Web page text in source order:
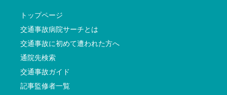
トップページ
交通事故病院サーチとは
交通事故に初めて遭われた方へ
通院先検索
交通事故ガイド
記事監修者一覧